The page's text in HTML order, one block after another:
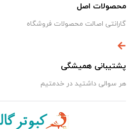
محصولات اصل
گارانتی اصالت محصولات فروشگاه
پشتیبانی همیشگی
هر سوالی داشتید در خدمتیم